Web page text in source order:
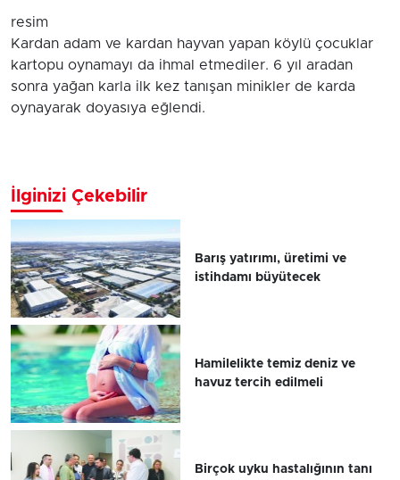
resim
Kardan adam ve kardan hayvan yapan köylü çocuklar
kartopu oynamayı da ihmal etmediler. 6 yıl aradan
sonra yağan karla ilk kez tanışan minikler de karda
oynayarak doyasıya eğlendi.
İlginizi Çekebilir
Barış yatırımı, üretimi ve
istihdamı büyütecek
Hamilelikte temiz deniz ve
havuz tercih edilmeli
Birçok uyku hastalığının tanı